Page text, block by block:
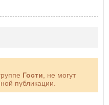
Гости , не могут
публикации.